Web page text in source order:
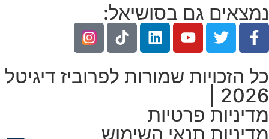
נמצאים גם בסושיאל:
כל הזכויות שמורות לפרוביז דיגיטל
2026 |
מדיניות פרטיות
מדיניות תנאי השימוש